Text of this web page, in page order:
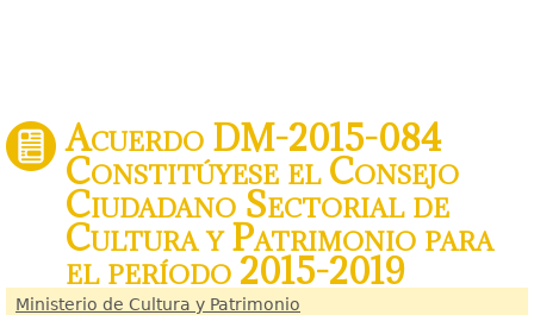
Acuerdo DM-2015-084
Constitúyese el Consejo
Ciudadano Sectorial de
Cultura y Patrimonio para
el período 2015-2019
Ministerio de Cultura y Patrimonio